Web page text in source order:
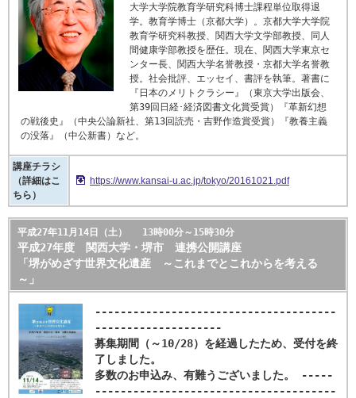
大学大学院教育学研究科博士課程単位取得退
学。教育学博士（京都大学）。京都大学大学院
教育学研究科教授、関西大学文学部教授、同人
間健康学部教授を歴任。現在、関西大学東京セ
ンター長、関西大学名誉教授・京都大学名誉教
授。社会批評、エッセイ、書評を執筆。著書に
『日本のメリトクラシー』（東京大学出版会、
第39回日経･経済図書文化賞受賞）『革新幻想
の戦後史』（中央公論新社、第13回読売・吉野作造賞受賞）『教養主義
の没落』（中公新書）など。
講座チラシ
（詳細はこ
ちら）
https://www.kansai-u.ac.jp/tokyo/20161021.pdf
平成27年11月14日（土） 13時00分～15時30分
平成27年度 関西大学・堺市 連携公開講座
「堺がめざす世界文化遺産 ～これまでとこれからを考える
～」
--------------------------------------
--------------------
募集期間（～10/28）を経過したため、受付を終
了しました。
多数のお申込み、有難うございました。 -----
--------------------------------------